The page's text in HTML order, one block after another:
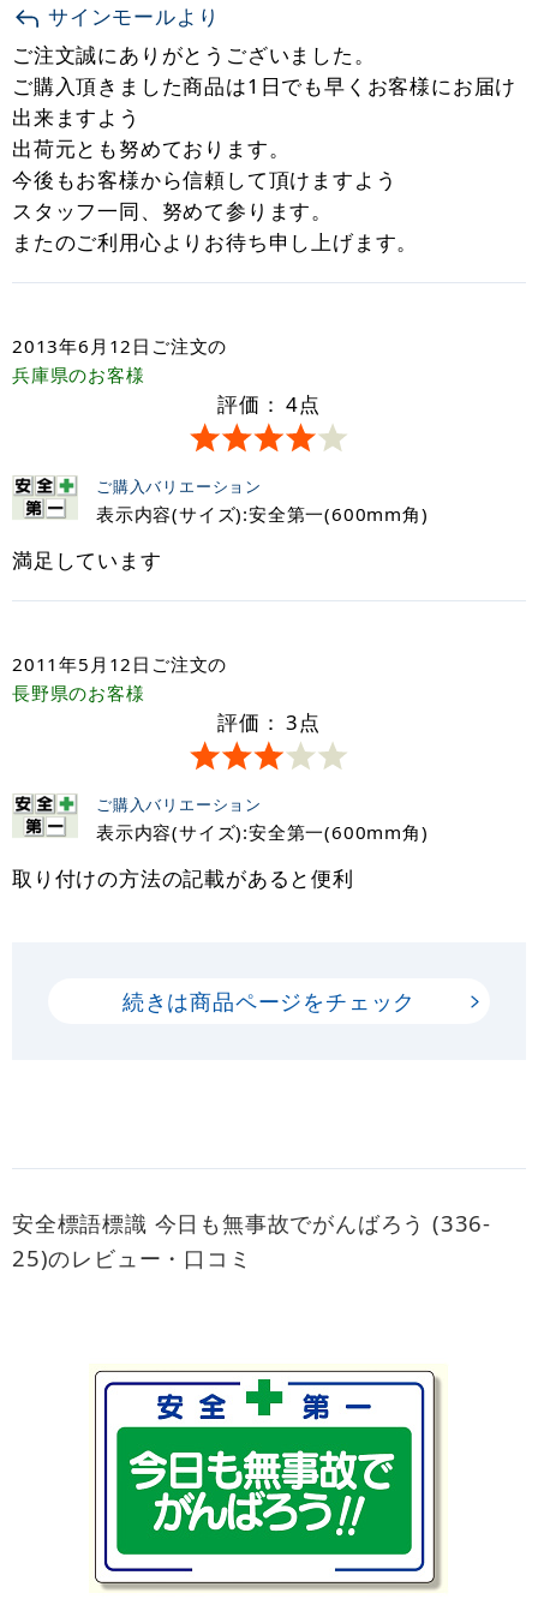
サインモールより
ご注文誠にありがとうございました。
ご購入頂きました商品は1日でも早くお客様にお届け
出来ますよう
出荷元とも努めております。
今後もお客様から信頼して頂けますよう
スタッフ一同、努めて参ります。
またのご利用心よりお待ち申し上げます。
2013年6月12日 ご注文の
兵庫県のお客様
評価： 4点
ご購入バリエーション
表示内容(サイズ):安全第一(600mm角)
満足しています
2011年5月12日 ご注文の
長野県のお客様
評価： 3点
ご購入バリエーション
表示内容(サイズ):安全第一(600mm角)
取り付けの方法の記載があると便利
続きは商品ページをチェック
安全標語標識 今日も無事故でがんばろう (336-
25)のレビュー・口コミ